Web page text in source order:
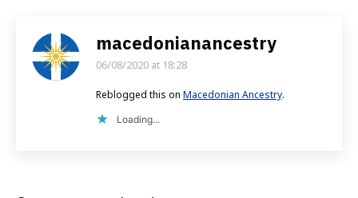
macedonianancestry
says:
06/08/2020 at 18:28
Reblogged this on Macedonian Ancestry.
Loading...